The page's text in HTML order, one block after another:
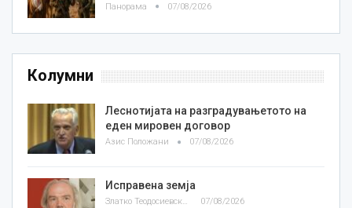
Панорама 07/08/2026
Колумни
Леснотијата на разградувањетото на
еден мировен договор
Азис Положани 07/08/2026
Исправена земја
Златко Теодосиевски 07/08/2026